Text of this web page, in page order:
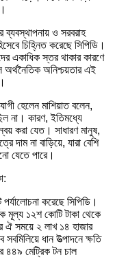
ব্যবস্থাপনায় ও সরবরাহ
চিহ্নিত করেছে সিপিডি।
একাধিক স্তর থাকার কারণে
অর্থনৈতিক অনিশ্চয়তার এই
হেলেন মাশিয়াত বলেন,
না। কারণ, ইতিমধ্যে
করা যেত। সাধারণ মানুষ,
দাম না বাড়িয়ে, যারা বেশি
যেতে পারে।
করেছে সিপিডি।
মূল্য ১২শ কোটি টাকা থেকে
ঐ সময়ে ২ লাখ ১৪ হাজার
সবমিলিয়ে ধান উত্পাদনে ক্ষতি
৪৪৯ মেট্রিক টন চাল